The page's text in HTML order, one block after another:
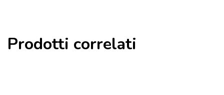
Prodotti correlati